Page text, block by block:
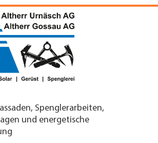
Spenglerarbeiten,
und energetische